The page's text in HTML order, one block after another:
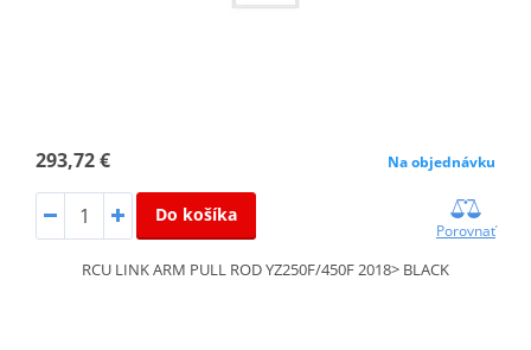
293,72 € Na objednávku
Do košíka
Porovnať
RCU LINK ARM PULL ROD YZ250F/450F 2018> BLACK